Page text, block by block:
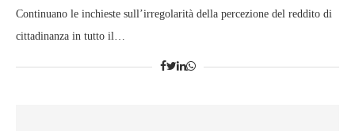
Continuano le inchieste sull’irregolarità della percezione del reddito di
cittadinanza in tutto il…